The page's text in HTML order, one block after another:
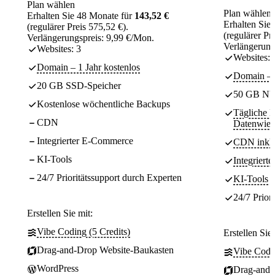
Plan wählen
Erhalten Sie 48 Monate für 143,52 €
(regulärer Preis 575,52 €).
Verlängerungspreis: 9,99 €/Mon.
Websites: 3
Domain – 1 Jahr kostenlos
20 GB SSD-Speicher
Kostenlose wöchentliche Backups
CDN
Integrierter E-Commerce
KI-Tools
24/7 Prioritätssupport durch Experten
Erstellen Sie mit:
Vibe Coding (5 Credits)
Drag-and-Drop Website-Baukasten
WordPress
Plan wählen
Erhalten
(regulärer
Websites:
Domain –
50 GB
Tägliche
CDN
KI-Tools
24/7
Erstellen Sie
Vibe
Drag-